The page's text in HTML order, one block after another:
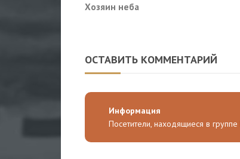
Хозяин неба
ОСТАВИТЬ КОММЕНТАРИЙ
Информация
Посетители, находящиеся в группе